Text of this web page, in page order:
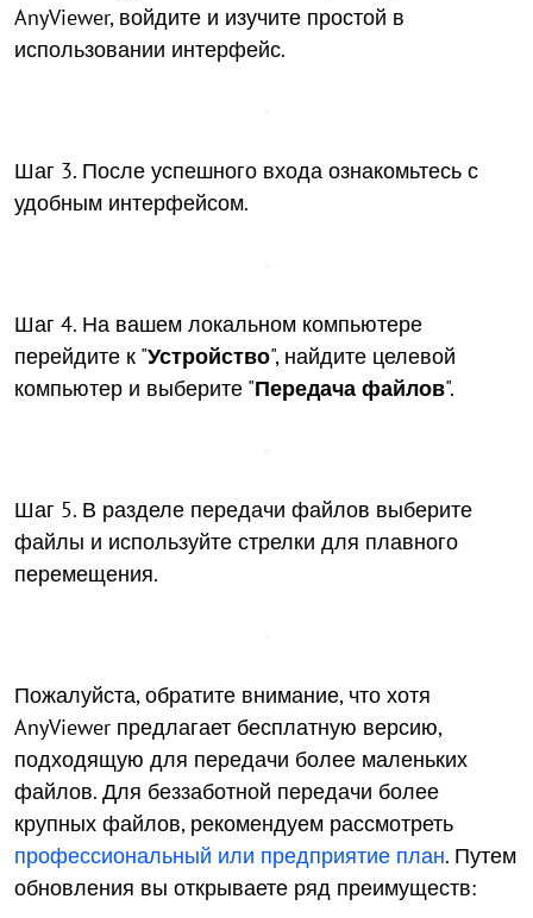
AnyViewer, войдите и изучите простой в
использовании интерфейс.
Шаг 3. После успешного входа ознакомьтесь с
удобным интерфейсом.
Шаг 4. На вашем локальном компьютере
перейдите к "Устройство", найдите целевой
компьютер и выберите "Передача файлов".
Шаг 5. В разделе передачи файлов выберите
файлы и используйте стрелки для плавного
перемещения.
Пожалуйста, обратите внимание, что хотя
AnyViewer предлагает бесплатную версию,
подходящую для передачи более маленьких
файлов. Для беззаботной передачи более
крупных файлов, рекомендуем рассмотреть
профессиональный или предприятие план. Путем
обновления вы открываете ряд преимуществ: